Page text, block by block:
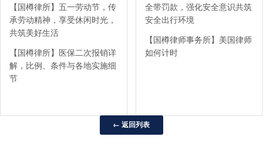
【国樽律所】五一劳动节，传
承劳动精神，享受休闲时光，
共筑美好生活
【国樽律所】医保二次报销详
解，比例、条件与各地实施细
节
全带罚款，强化安全意识共筑
安全出行环境
【国樽律师事务所】美国律师
如何计时
← 返回列表